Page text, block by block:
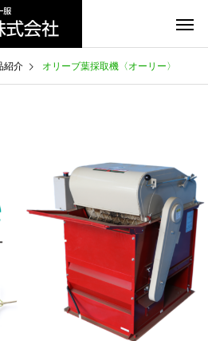
紹介 オリーブ葉採取機〈オーリー〉